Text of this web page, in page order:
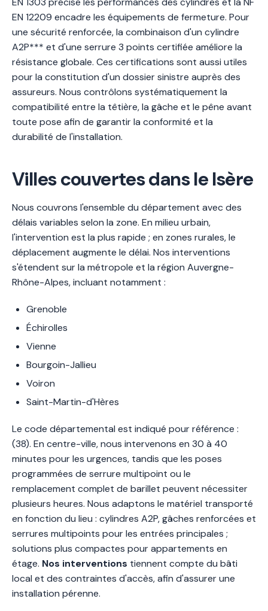
EN 12209 encadre les équipements de fermeture. Pour
une sécurité renforcée, la combinaison d'un cylindre
A2P*** et d'une serrure 3 points certifiée améliore la
résistance globale. Ces certifications sont aussi utiles
pour la constitution d'un dossier sinistre auprès des
assureurs. Nous contrôlons systématiquement la
compatibilité entre la têtière, la gâche et le pêne avant
toute pose afin de garantir la conformité et la
durabilité de l'installation.
Villes couvertes dans le Isère
Nous couvrons l'ensemble du département avec des
délais variables selon la zone. En milieu urbain,
l'intervention est la plus rapide ; en zones rurales, le
déplacement augmente le délai. Nos interventions
s'étendent sur la métropole et la région Auvergne-
Rhône-Alpes, incluant notamment :
Grenoble
Échirolles
Vienne
Bourgoin-Jallieu
Voiron
Saint-Martin-d'Hères
Le code départemental est indiqué pour référence :
(38). En centre-ville, nous intervenons en 30 à 40
minutes pour les urgences, tandis que les poses
programmées de serrure multipoint ou le
remplacement complet de barillet peuvent nécessiter
plusieurs heures. Nous adaptons le matériel transporté
en fonction du lieu : cylindres A2P, gâches renforcées et
serrures multipoints pour les entrées principales ;
solutions plus compactes pour appartements en
étage. Nos interventions tiennent compte du bâti
local et des contraintes d'accès, afin d'assurer une
installation pérenne.